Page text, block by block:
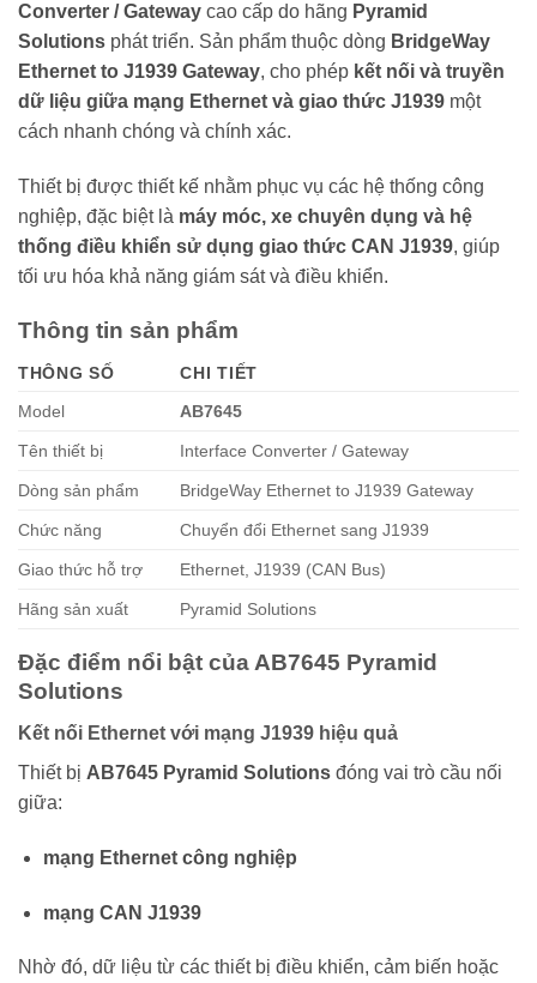
Converter / Gateway cao cấp do hãng Pyramid
Solutions phát triển. Sản phẩm thuộc dòng BridgeWay
Ethernet to J1939 Gateway, cho phép kết nối và truyền
dữ liệu giữa mạng Ethernet và giao thức J1939 một
cách nhanh chóng và chính xác.
Thiết bị được thiết kế nhằm phục vụ các hệ thống công
nghiệp, đặc biệt là máy móc, xe chuyên dụng và hệ
thống điều khiển sử dụng giao thức CAN J1939, giúp
tối ưu hóa khả năng giám sát và điều khiển.
Thông tin sản phẩm
THÔNG SỐ
CHI TIẾT
Model
AB7645
Tên thiết bị Interface Converter / Gateway
Dòng sản phẩm BridgeWay Ethernet to J1939 Gateway
Chức năng Chuyển đổi Ethernet sang J1939
Giao thức hỗ trợ Ethernet, J1939 (CAN Bus)
Hãng sản xuất Pyramid Solutions
Đặc điểm nổi bật của AB7645 Pyramid
Solutions
Kết nối Ethernet với mạng J1939 hiệu quả
Thiết bị AB7645 Pyramid Solutions đóng vai trò cầu nối
giữa:
mạng Ethernet công nghiệp
mạng CAN J1939
Nhờ đó, dữ liệu từ các thiết bị điều khiển, cảm biến hoặc